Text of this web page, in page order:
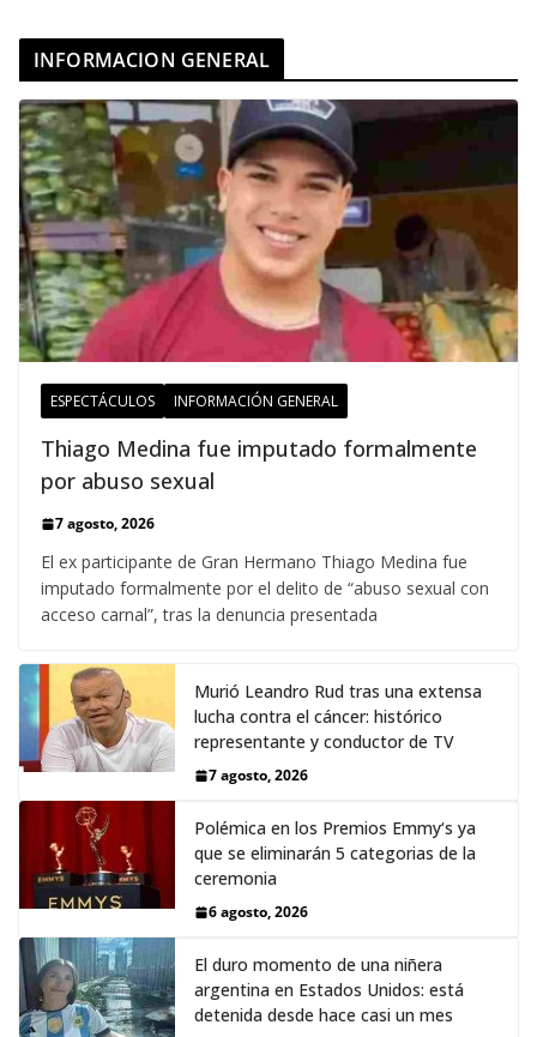
INFORMACION GENERAL
ESPECTÁCULOS INFORMACIÓN GENERAL
Thiago Medina fue imputado formalmente
por abuso sexual
7 agosto, 2026
El ex participante de Gran Hermano Thiago Medina fue
imputado formalmente por el delito de “abuso sexual con
acceso carnal”, tras la denuncia presentada
Murió Leandro Rud tras una extensa
lucha contra el cáncer: histórico
representante y conductor de TV
7 agosto, 2026
Polémica en los Premios Emmy‘s ya
que se eliminarán 5 categorias de la
ceremonia
6 agosto, 2026
El duro momento de una niñera
argentina en Estados Unidos: está
detenida desde hace casi un mes